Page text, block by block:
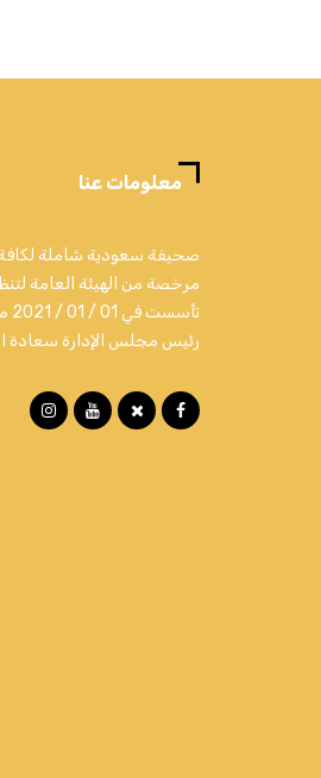
معلومات عنا
صحيفة سعودية شاملة لكافة
رئيس مجلس الإدارة سعادة